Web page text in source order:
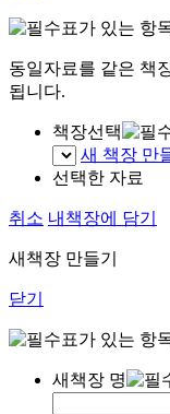
표가 있는 항
동일자료를 같은 책
됩니다.
책장선택
새 책장 만
선택한 자료
취소 내책장에 담기
새책장 만들기
닫기
표가 있는 항
새책장 명